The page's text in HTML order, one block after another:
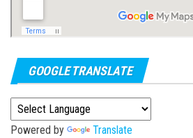
GOOGLE TRANSLATE
Powered by Translate